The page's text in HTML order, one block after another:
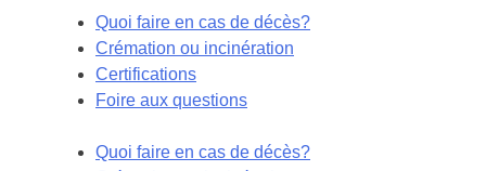
Quoi faire en cas de décès?
Crémation ou incinération
Certifications
Foire aux questions
Quoi faire en cas de décès?